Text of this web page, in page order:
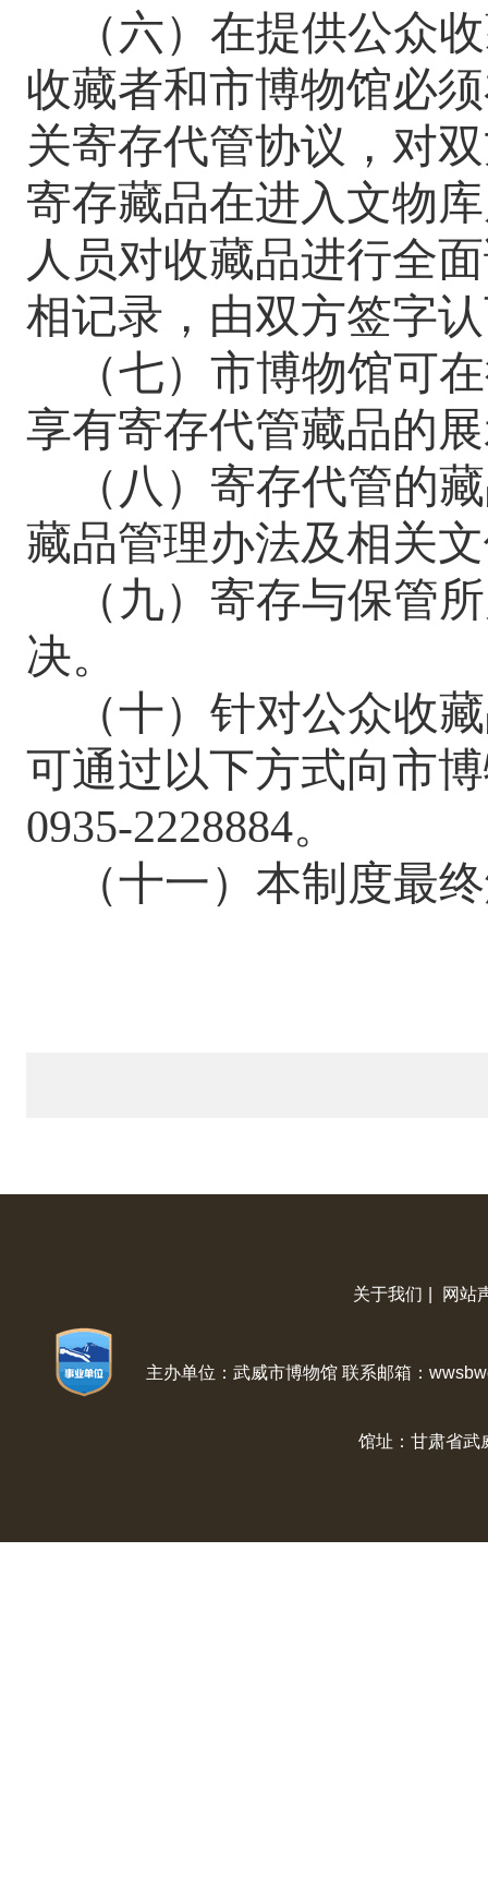
（六）在提供公众
收藏者和市博物馆必
关寄存代管协议，对
寄存藏品在进入文物
人员对收藏品进行全
相记录，由双方签字
（七） 市博物馆可
享有寄存代管藏品的
（八）寄存代管的
藏品管理办法及相关
（九）寄存与保管
决。
（十）针对公众收
可通过以下方式向市
0935-2228884。
（十一）本制度最
关于我们 网站
主办单位：武威市博物馆 联系邮箱：
馆址：甘肃省武